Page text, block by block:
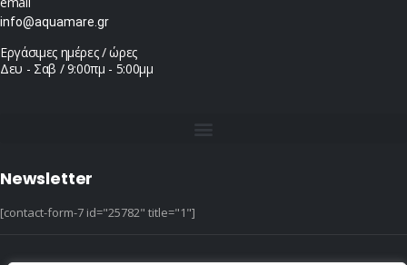
info@aquamare.gr
Εργάσιμες ημέρες / ώρες
Δευ - Σαβ / 9:00πμ - 5:00μμ
Newsletter
[contact-form-7 id="25782" title="1"]